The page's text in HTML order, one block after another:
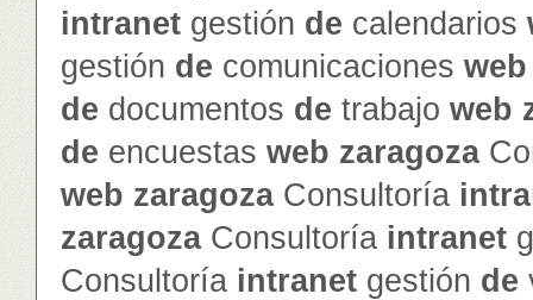
intranet gestión de calendarios
gestión de comunicaciones web
de documentos de trabajo web
de encuestas web zaragoza
web zaragozaConsultoría
zaragozaConsultoría intranet
Consultoría intranet gestión de